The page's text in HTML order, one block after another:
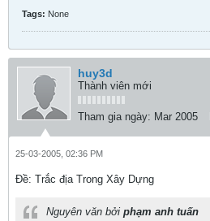
Tags: None
huy3d
Thành viên mới
Tham gia ngày: Mar 2005
25-03-2005, 02:36 PM
Ðề: Trắc địa Trong Xây Dựng
Nguyên văn bởi phạm anh tuấn